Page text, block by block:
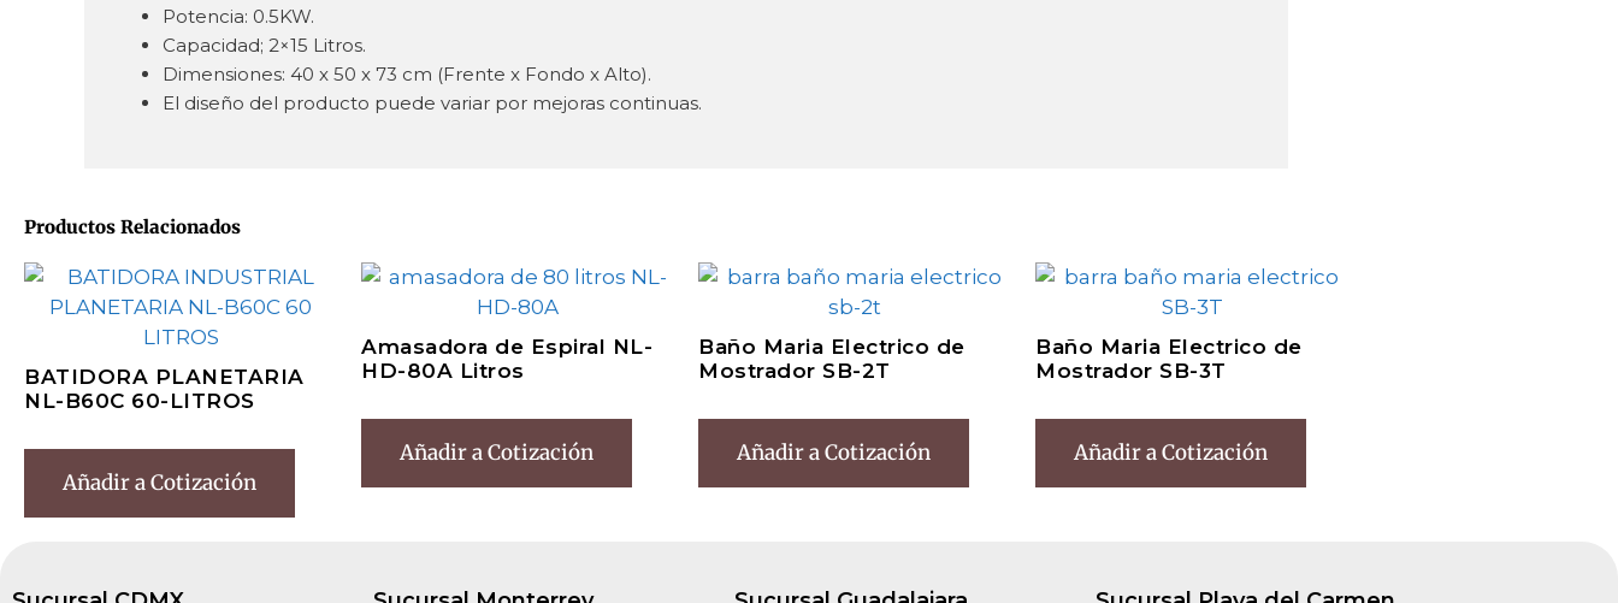
Potencia: 0.5KW.
Capacidad; 2×15 Litros.
Dimensiones: 40 x 50 x 73 cm (Frente x Fondo x Alto).
El diseño del producto puede variar por mejoras continuas.
Productos Relacionados
BATIDORA PLANETARIA
NL-B60C 60-LITROS
Añadir a Cotización
Amasadora de Espiral NL-
HD-80A Litros
Añadir a Cotización
Baño Maria Electrico de
Mostrador SB-2T
Añadir a Cotización
Baño Maria Electrico de
Mostrador SB-3T
Añadir a Cotización